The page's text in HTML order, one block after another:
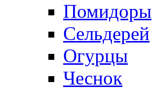
Помидоры
Сельдерей
Огурцы
Чеснок